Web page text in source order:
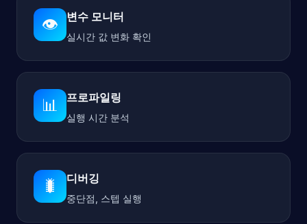
👁️ 변수 모니터
실시간 값 변화 확인
📊 프로파일링
실행 시간 분석
🐛 디버깅
중단점, 스텝 실행